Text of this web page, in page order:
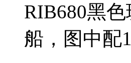
RIB680黑
船，图中配